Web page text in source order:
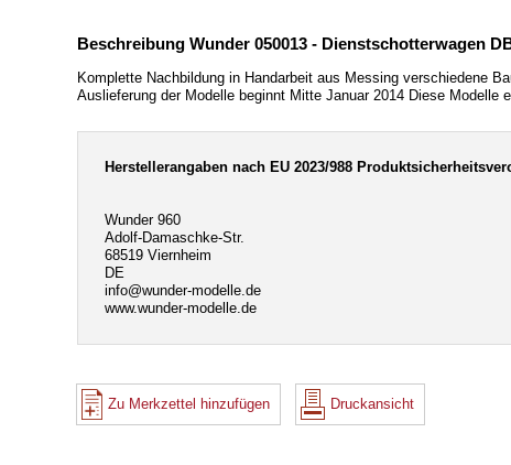
Beschreibung Wunder 050013 - Dienstschotterwagen
Komplette Nachbildung in Handarbeit aus Messing verschiedene
Auslieferung der Modelle beginnt Mitte Januar 2014 Diese Modelle
Herstellerangaben nach EU 2023/988
Wunder 960
Adolf-Damaschke-Str.
68519 Viernheim
DE
info@wunder-modelle.de
www.wunder-modelle.de
Zu Merkzettel hinzufügen Druckansicht